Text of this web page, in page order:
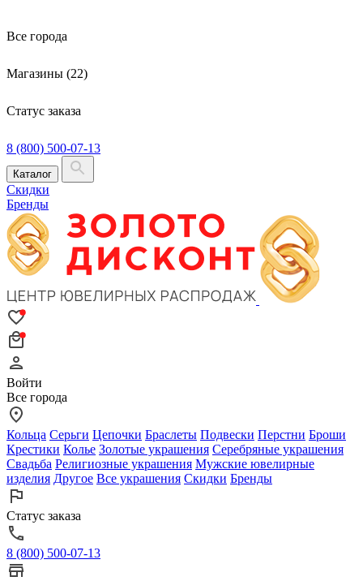
Все города
Магазины (22)
Статус заказа
8 (800) 500-07-13
Каталог
Скидки
Бренды
Войти
Все города
Кольца Серьги Цепочки Браслеты Подвески Перстни Броши
Крестики Колье Золотые украшения Серебряные украшения
Свадьба Религиозные украшения Мужские ювелирные
изделия Другое Все украшения Скидки Бренды
Статус заказа
8 (800) 500-07-13